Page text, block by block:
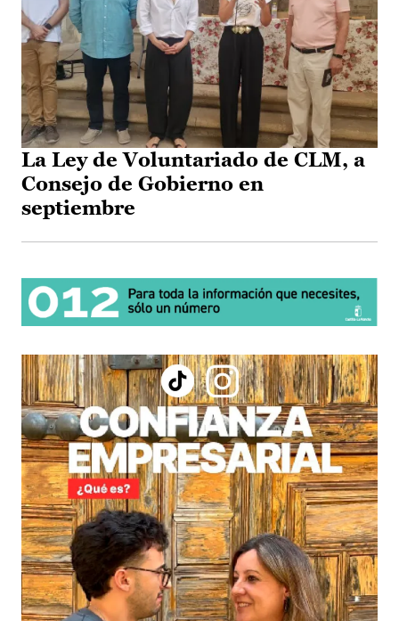
La Ley de Voluntariado de CLM, a
Consejo de Gobierno en
septiembre